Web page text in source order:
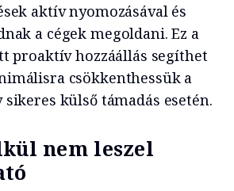
aktív nyomozásával és
a cégek megoldani. Ez a
proaktív hozzáállás segíthet
csökkenthessük a
külső támadás esetén.
nem leszel